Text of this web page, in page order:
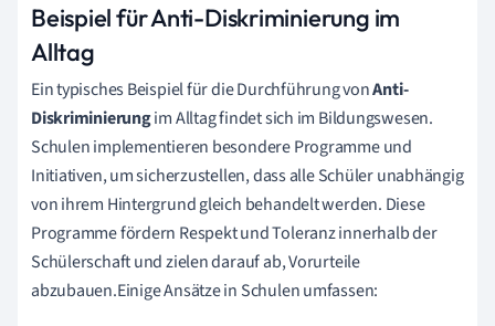
Beispiel für Anti-Diskriminierung im
Alltag
Ein typisches Beispiel für die Durchführung vonAnti-
Diskriminierungim Alltag findet sich im Bildungswesen.
Schulen implementieren besondere Programme und
Initiativen, um sicherzustellen, dass alle Schüler unabhängig
von ihrem Hintergrund gleich behandelt werden. Diese
Programme fördern Respekt und Toleranz innerhalb der
Schülerschaft und zielen darauf ab, Vorurteile
abzubauen.Einige Ansätze in Schulen umfassen: